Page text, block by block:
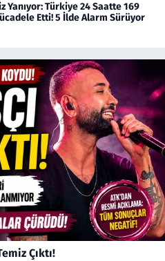
Yanıyor: Türkiye 24 Saatte 169
Etti! 5 İlde Alarm Sürüyor
Çıktı!